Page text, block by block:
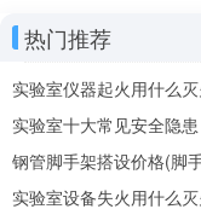
相切。④量取已知体积
筒，不能选用容量为
分度（最小刻度每格）
2、 容量瓶：（1）用途
应容器，不可加热，读
热门推荐
实验室仪器起火用什么
选择
实验室十大常见安全隐
钢管脚手架搭设价格(脚
实验室设备失火用什么